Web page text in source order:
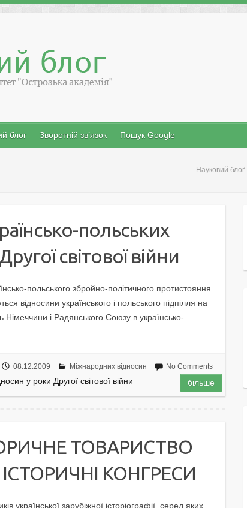
блог Зворотній зв’язок Пошук Google
Науковий блоґ
польських
світової війни
польського збройно-політичного протистояння
відносини українського і польського підпілля на
Німеччини і Радянського Союзу в українсько-
08.12.2009 Міжнародних відносин No Comments
у роки Другої світової війни більше
ТОВАРИСТВО
КОНГРЕСИ
української зарубіжної історіографії, серед яких